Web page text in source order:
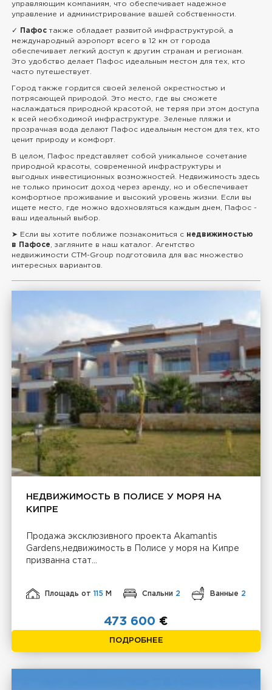
управляющим компаниям, что обеспечивает надежное
управление и администрирование вашей собственности.
✓ Пафос также обладает развитой инфраструктурой, а
международный аэропорт всего в 12 км от города
обеспечивает легкий доступ к другим странам и регионам.
Это удобство делает Пафос идеальным местом для тех, кто
часто путешествует.
Город также гордится своей зеленой окрестностью и
потрясающей природой. Это место, где вы сможете
наслаждаться природной красотой, не теряя при этом доступа
к всей необходимой инфраструктуре. Зеленые пляжи и
прозрачная вода делают Пафос идеальным местом для тех, кто
ценит природу и комфорт.
В целом, Пафос представляет собой уникальное сочетание
природной красоты, современной инфраструктуры и
выгодных инвестиционных возможностей. Недвижимость здесь
не только приносит доход через аренду, но и обеспечивает
комфортное проживание и высокий уровень жизни. Если вы
ищете место, где можно вдохновляться каждым днем, Пафос -
ваш идеальный выбор.
➤ Если вы хотите поближе познакомиться с недвижимостью
в Пафосе
, загляните в наш каталог. Агентство
недвижимости CTM-Group подготовила для вас множество
интересных вариантов.
НЕДВИЖИМОСТЬ В ПОЛИСЕ У МОРЯ НА
КИПРЕ
Продажа эксклюзивного проекта Akamantis
Gardens,недвижимость в Полисе у моря на Кипре
призванна стат...
Площадь от115 М Спальни 2 Ванные 2
473 600 €
ПОДРОБНЕЕ